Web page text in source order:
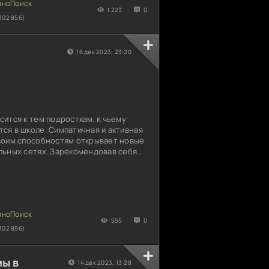
сны так
856)
1 223 0
к тем подросткам, к чьему
в школе. Симпатичная и активная
способностям открывает новые
сетях. Зарекомендовав себя
мир, и
856)
555 0
16 дек 2023, 23:20
в
14 дек 2023, 13:28